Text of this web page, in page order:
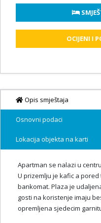
OCIJENI I
Opis smještaja
Osnovni podaci
Lokacija objekta na karti
Apartman se nalazi u
U prizemlju je kafic a
bankomat. Plaza je
gosti na koristenje imaju
opremljena sjedecim